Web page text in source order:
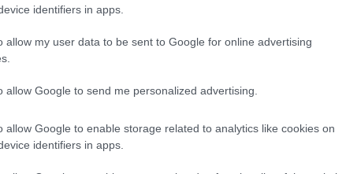
identifiers in apps.
allow my user data to be sent to Google for online advertising
allow Google to send me personalized advertising.
allow Google to enable storage related to analytics like cookies on
identifiers in apps.